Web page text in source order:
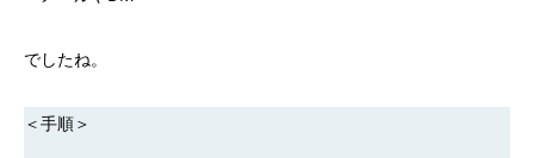
でしたね。
＜手順＞